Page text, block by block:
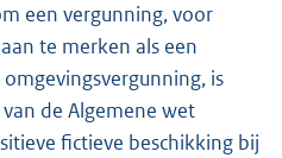
een vergunning, voor
te merken als een
is
de Algemene wet
fictieve beschikking bij